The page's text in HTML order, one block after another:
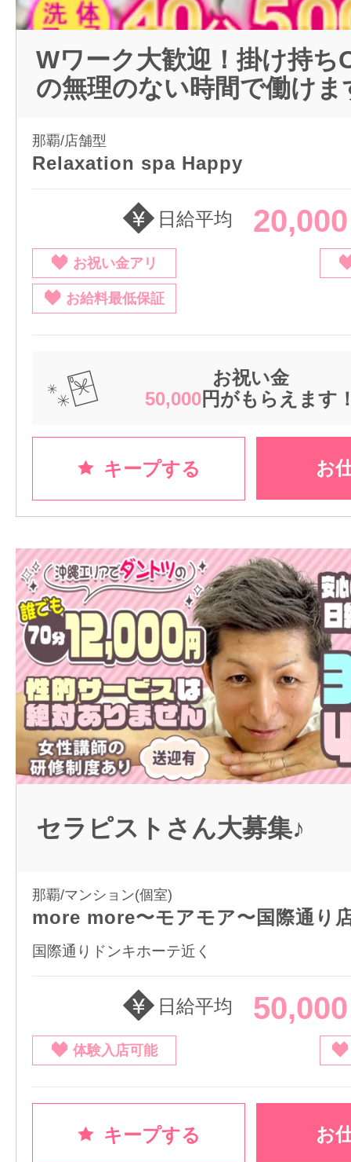
Wワーク大歓迎！掛け持
の無理のない時間で働けま
那覇/店舗型
Relaxation spa Happy
日給平均
お祝い金アリ
お給料最低保証
お祝い金
50,000円がもらえます
キープする お
セラピストさん大募集♪
那覇/マンション(個室)
more more〜モアモア〜国際通り
国際通りドンキホーテ近く
日給平均
体験入店可能
キープする お